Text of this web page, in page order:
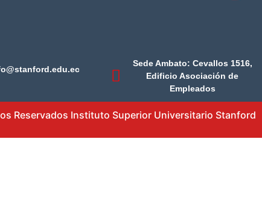
Sede Ambato: Cevallos 1516,
Edificio Asociación de
Empleados
Reservados Instituto Superior Universitario Stanford